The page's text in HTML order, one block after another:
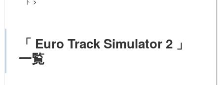
「 Euro Track Simulator 2 」
一覧